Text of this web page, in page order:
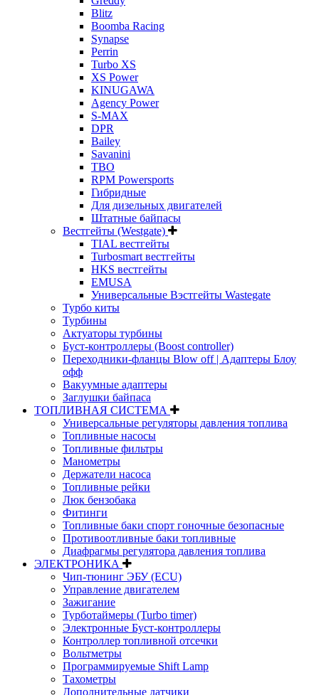
Blitz
Boomba Racing
Synapse
Perrin
Turbo XS
XS Power
KINUGAWA
Agency Power
S-MAX
DPR
Bailey
Savanini
TBO
RPM Powersports
Гибридные
Для дизельных двигателей
Штатные байпасы
Вестгейты (Westgate)
TIAL вестгейты
Turbosmart вестгейты
HKS вестгейты
EMUSA
Универсальные Вэстгейты Wastegate
Турбо киты
Турбины
Актуаторы турбины
Буст-контроллеры (Boost controller)
Переходники-фланцы Blow off | Адаптеры Блоу
офф
Вакуумные адаптеры
Заглушки байпаса
ТОПЛИВНАЯ СИСТЕМА
Универсальные регуляторы давления топлива
Топливные насосы
Топливные фильтры
Манометры
Держатели насоса
Топливные рейки
Люк бензобака
Фитинги
Топливные баки спорт гоночные безопасные
Противоотливные баки топливные
Диафрагмы регулятора давления топлива
ЭЛЕКТРОНИКА
Чип-тюнинг ЭБУ (ECU)
Управление двигателем
Зажигание
Турботаймеры (Turbo timer)
Электронные Буст-контроллеры
Контроллер топливной отсечки
Вольтметры
Программируемые Shift Lamp
Тахометры
Дополнительные датчики